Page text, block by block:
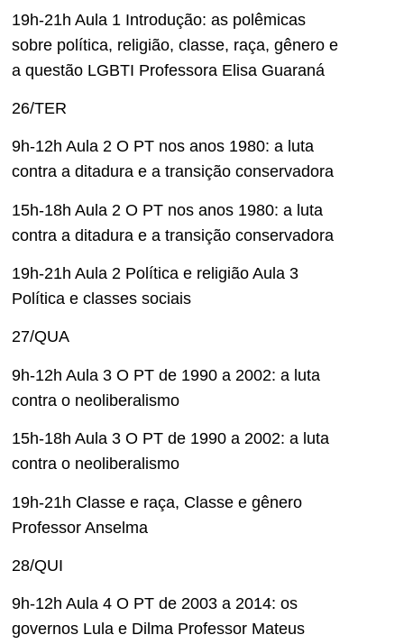
19h-21h Aula 1 Introdução: as polêmicas
sobre política, religião, classe, raça, gênero e
a questão LGBTI Professora Elisa Guaraná
26/TER
9h-12h Aula 2 O PT nos anos 1980: a luta
contra a ditadura e a transição conservadora
15h-18h Aula 2 O PT nos anos 1980: a luta
contra a ditadura e a transição conservadora
19h-21h Aula 2 Política e religião Aula 3
Política e classes sociais
27/QUA
9h-12h Aula 3 O PT de 1990 a 2002: a luta
contra o neoliberalismo
15h-18h Aula 3 O PT de 1990 a 2002: a luta
contra o neoliberalismo
19h-21h Classe e raça, Classe e gênero
Professor Anselma
28/QUI
9h-12h Aula 4 O PT de 2003 a 2014: os
governos Lula e Dilma Professor Mateus